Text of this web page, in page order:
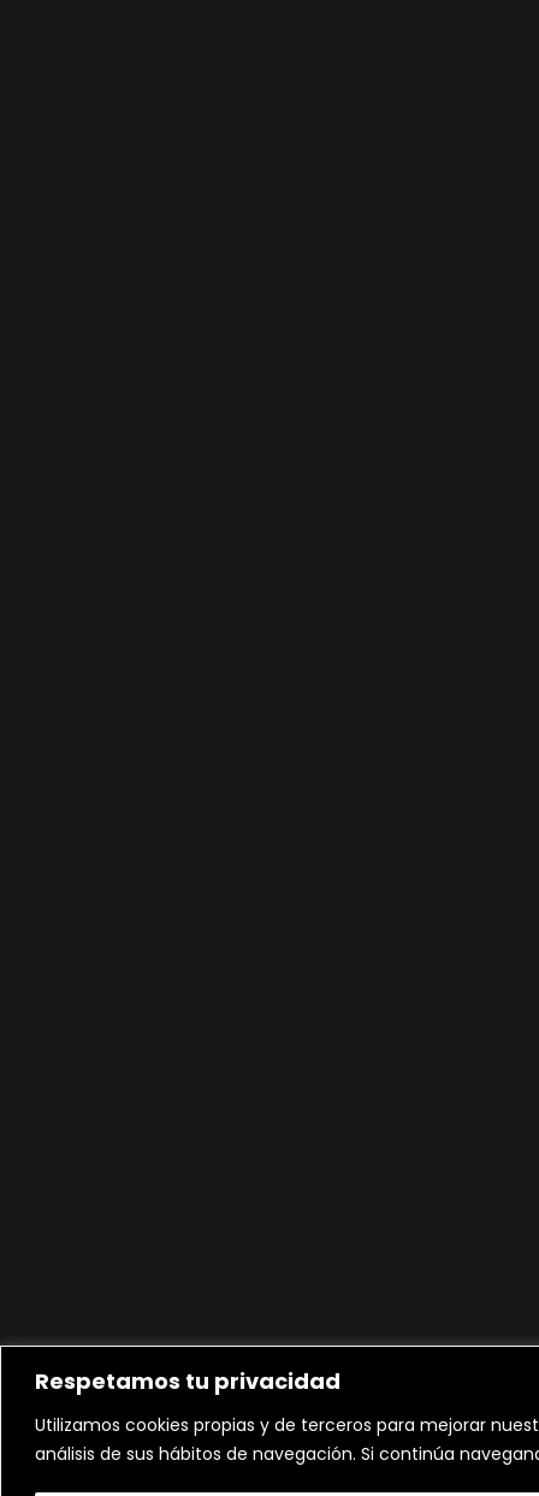
Respetamos tu privacidad
Utilizamos cookies propias y de terceros para mejorar
análisis de sus hábitos de navegación. Si continúa